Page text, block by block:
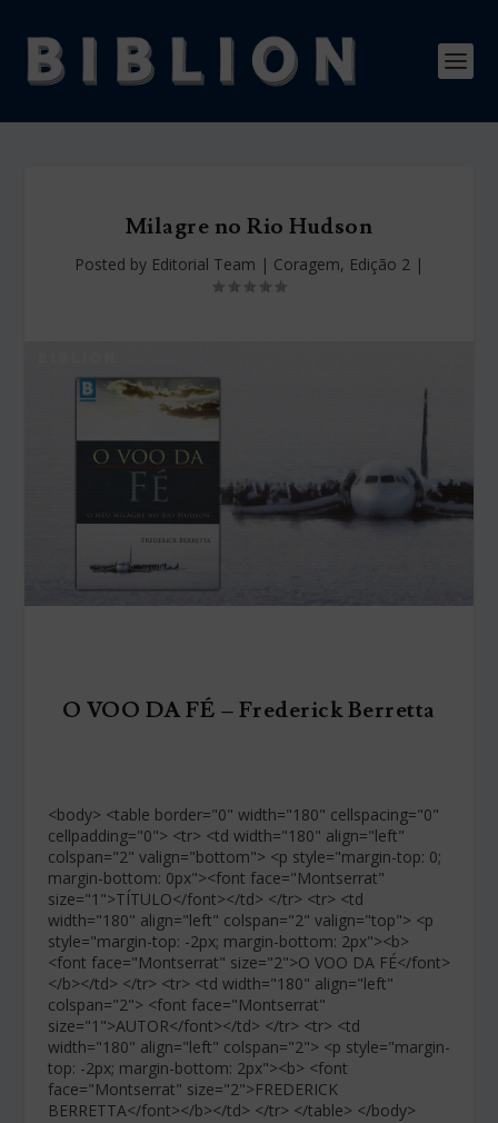
Milagre no Rio Hudson
Posted by Editorial Team | Coragem, Edição 2 |
O VOO DA FÉ – Frederick Berretta
<body> <table border="0" width="180" cellspacing="0"
cellpadding="0"> <tr> <td width="180" align="left"
colspan="2" valign="bottom"> <p style="margin-top: 0;
margin-bottom: 0px"><font face="Montserrat"
size="1">TÍTULO</font></td> </tr> <tr> <td
width="180" align="left" colspan="2" valign="top"> <p
style="margin-top: -2px; margin-bottom: 2px"><b>
<font face="Montserrat" size="2">O VOO DA FÉ</font>
</b></td> </tr> <tr> <td width="180" align="left"
colspan="2"> <font face="Montserrat"
size="1">AUTOR</font></td> </tr> <tr> <td
width="180" align="left" colspan="2"> <p style="margin-
top: -2px; margin-bottom: 2px"><b> <font
face="Montserrat" size="2">FREDERICK
BERRETTA</font></b></td> </tr> </table> </body>